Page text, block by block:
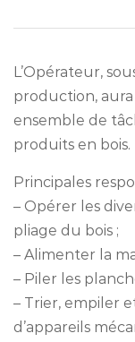
L’Opérateur,
production,
ensemble de
produits en bois.
Principales
– Opérer les
pliage du bois ;
– Alimenter la
– Piler les
– Trier, empiler
d’appareils